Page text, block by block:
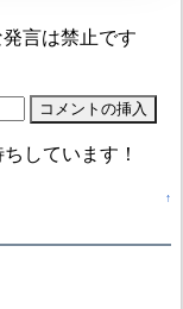
言は禁止です
しています！
↑